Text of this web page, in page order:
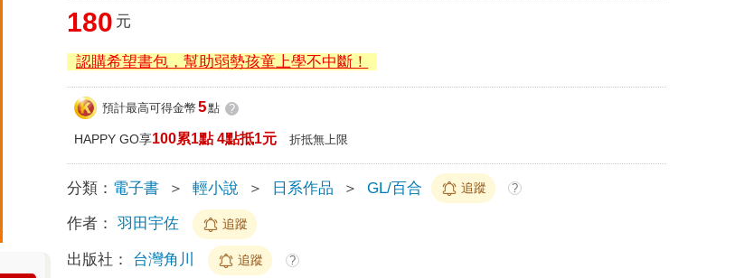
180 元
認購希望書包，幫助弱勢孩童上學不中斷！
預計最高可得金幣 5點 ?
HAPPY GO享100累1點 4點抵1元 折抵無上限
分類： 電子書 ＞ 輕小說 ＞ 日系作品 ＞ GL/百合 追蹤 ?
作者： 羽田宇佐 追蹤
出版社： 台灣角川 追蹤 ?